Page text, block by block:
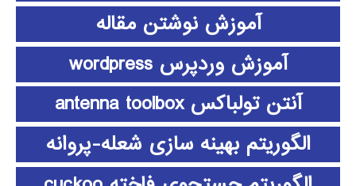
آموزش نوشتن مقاله
آموزش وردپرس wordpress
آنتن تولباکس antenna toolbox
الگوریتم بهینه سازی شعله-پروانه